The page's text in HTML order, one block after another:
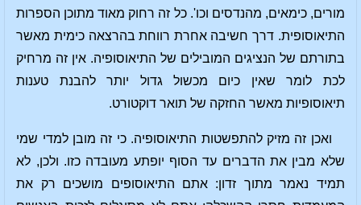
מורים, כימאים, מהנדסים וכו'. כל זה רחוק מאוד מתוכן הספרות
התיאוסופית. דרך חשיבה אחרת רווחת בהרצאה כימית מאשר
בתורתם של הנציגים המובילים של התיאוסופיה. אין זה מרחיק
לכת לומר שאין כיום מכשול גדול יותר להבנת טענות
תיאוסופיות מאשר החזקה של תואר דוקטורט.
ואכן זה מזיק להתפשטות התיאוסופיה. כי זה מובן למדי שמי
שלא מבין את הדברים עד הסוף יופתע מעובדה כזו. ולכן, לא
תמיד נאמר מתוך זדון: אתם התיאוסופים מושכים רק את